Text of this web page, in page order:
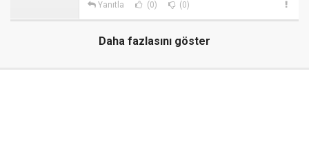
Yanıtla (0) (0)
Daha fazlasını göster